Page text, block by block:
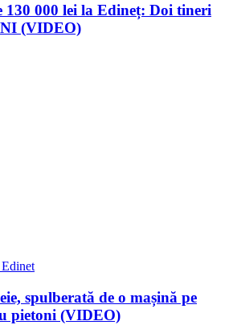
130 000 lei la Edineț: Doi tineri
(VIDEO)
spulberată de o mașină pe
pietoni (VIDEO)